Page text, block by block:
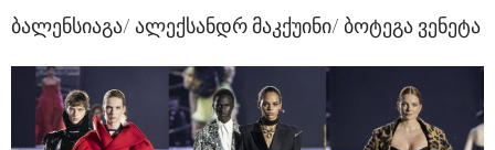
ბალენსიაგა/ ალექსანდრ მაკქუინი/ ბოტეგა ვენეტა